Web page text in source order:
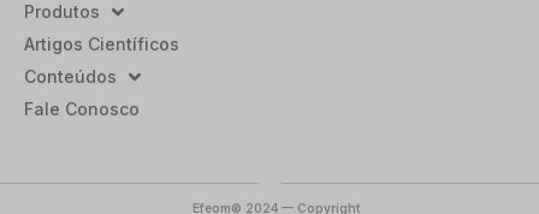
Produtos
Artigos Científicos
Conteúdos
Fale Conosco
Efeom© 2024 — Copyright